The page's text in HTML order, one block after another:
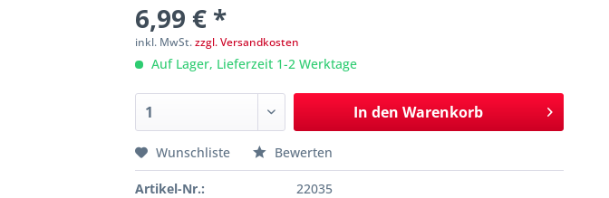
6,99 € *
inkl. MwSt.zzgl. Versandkosten
Auf Lager, Lieferzeit 1-2 Werktage
In den Warenkorb
Wunschliste Bewerten
Artikel-Nr.:
22035